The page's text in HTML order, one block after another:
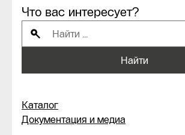
Что вас интересует?
Найти
Каталог
Документация и медиа